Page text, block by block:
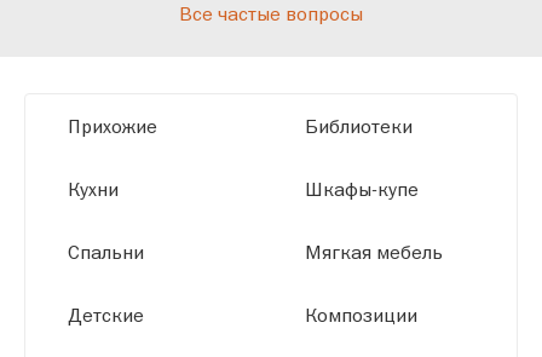
высокотехнологичному оборудованию
размерам.
Все частые вопросы
Прихожие
Кухни
Спальни
Детские
Библиотеки
Шкафы-купе
Мягкая мебель
Композиции